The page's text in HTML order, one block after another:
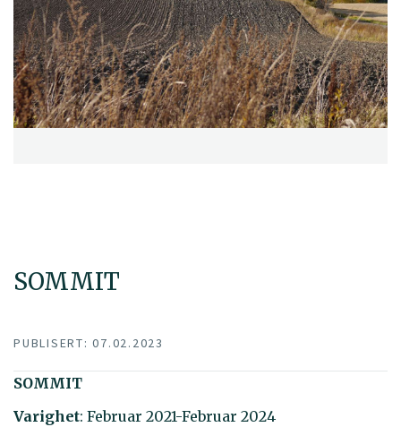
SOMMIT
PUBLISERT: 07.02.2023
SOMMIT
Varighet: Februar 2021-Februar 2024